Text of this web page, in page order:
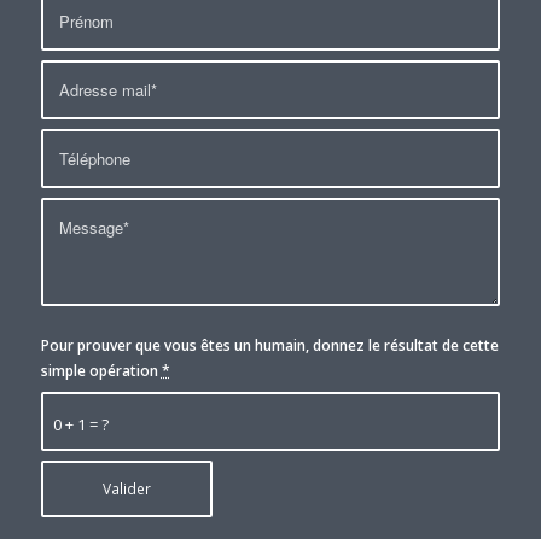
0 + 1 = ?
Pour prouver que vous êtes un humain, donnez le résultat de cette
simple opération *